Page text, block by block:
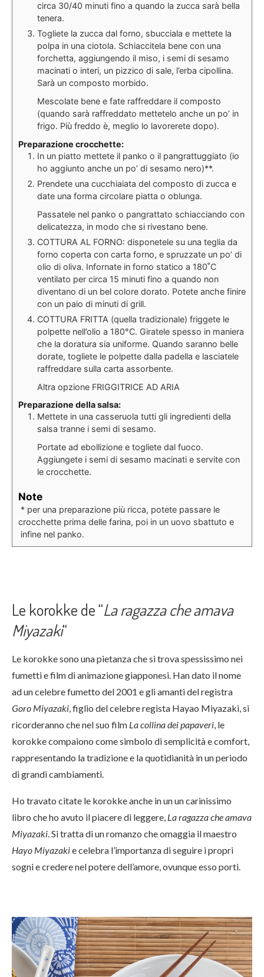
circa 30/40 minuti fino a quando la zucca sarà bella
tenera.
Togliete la zucca dal forno, sbucciala e mettete la
polpa in una ciotola. Schiaccitela bene con una
forchetta, aggiungendo il miso, i semi di sesamo
macinati o interi, un pizzico di sale, l’erba cipollina.
Sarà un composto morbido.
Mescolate bene e fate raffreddare il composto
(quando sarà raffreddato mettetelo anche un po’ in
frigo. Più freddo è, meglio lo lavorerete dopo).
Preparazione crocchette:
In un piatto mettete il panko o il pangrattuggiato (io
ho aggiunto anche un po’ di sesamo nero)**.
Prendete una cucchiaiata del composto di zucca e
date una forma circolare piatta o oblunga.
Passatele nel panko o pangrattato schiacciando con
delicatezza, in modo che si rivestano bene.
COTTURA AL FORNO: disponetele su una teglia da
forno coperta con carta forno, e spruzzate un po’ di
olio di oliva. Infornate in forno statico a 180˚C
ventilato per circa 15 minuti fino a quando non
diventano di un bel colore dorato. Potete anche finire
con un paio di minuti di grill.
COTTURA FRITTA (quella tradizionale) friggete le
polpette nell’olio a 180°C. Giratele spesso in maniera
che la doratura sia uniforme. Quando saranno belle
dorate, togliete le polpette dalla padella e lasciatele
raffreddare sulla carta assorbente.
Altra opzione FRIGGITRICE AD ARIA
Preparazione della salsa:
Mettete in una casseruola tutti gli ingredienti della
salsa tranne i semi di sesamo.
Portate ad ebollizione e togliete dal fuoco.
Aggiungete i semi di sesamo macinati e servite con
le crocchette.
Note
* per una preparazione più ricca, potete passare le
crocchette prima delle farina, poi in un uovo sbattuto e
infine nel panko.
Le korokke de “La ragazza che amava
Miyazaki“
Le korokke sono una pietanza che si trova spessissimo nei
fumetti e film di animazione giapponesi. Han dato il nome
ad un celebre fumetto del 2001 e gli amanti del registra
Goro Miyazaki, figlio del celebre regista Hayao Miyazaki, si
ricorderanno che nel suo film La collina dei papaveri, le
korokke compaiono come simbolo di semplicità e comfort,
rappresentando la tradizione e la quotidianità in un periodo
di grandi cambiamenti.
Ho travato citate le korokke anche in un un carinissimo
libro che ho avuto il piacere di leggere, La ragazza che amava
Miyazaki. Si tratta di un romanzo che omaggia il maestro
Hayo Miyazakie celebra l’importanza di seguire i propri
sogni e credere nel potere dell’amore, ovunque esso porti.